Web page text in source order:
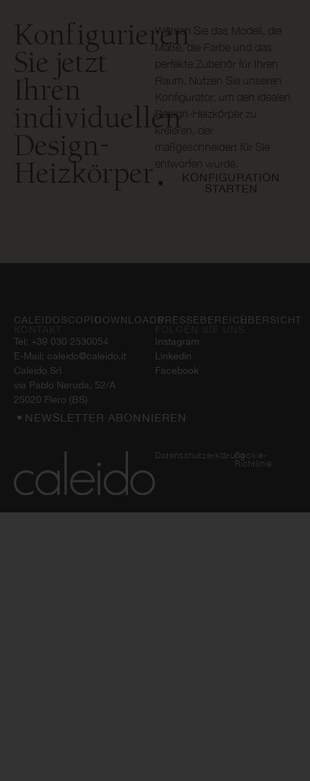
Konfigurieren
Sie jetzt
Ihren
individuellen
Design-
Heizkörper
Wählen Sie das Modell, die
Maße, die Farbe und das
perfekte Zubehör für Ihren
Raum. Nutzen Sie unseren
Konfigurator, um den idealen
Design-Heizkörper zu
kreieren, der
maßgeschneidert für Sie
entworfen wurde.
KONFIGURATION
STARTEN
Tel: +39 030 2530054
E-Mail: caleido@caleido.it
Caleido Srl
via Pablo Neruda, 52/A
25020 Flero (BS)
Instagram
Linkedin
Facebook
CALEIDOSCOPIODOWNLOADSPRESSEBEREICHÜBERSICHT
NEWSLETTER ABONNIEREN
DatenschutzerklärungCookie-
Richtlinie